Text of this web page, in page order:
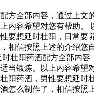
方全部内容，通过上
内容希望对您有帮助
要想延时壮阳，日常
相信按照上述的介绍您
时壮阳药酒配方全部内
当锻炼。以上内容希
阳药酒，男性要想延
怎么制作了，相信按